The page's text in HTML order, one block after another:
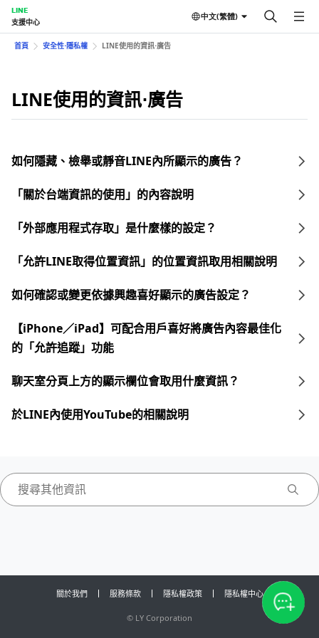
LINE
支援中心
中文(繁體)
首頁 安全性⋅隱私權 LINE使用的資訊⋅廣告
LINE使用的資訊⋅廣告
如何隱藏、檢舉或靜音LINE內所顯示的廣告？
「關於台端資訊的使用」的內容說明
「外部應用程式存取」是什麼樣的設定？
「允許LINE取得位置資訊」的位置資訊取用相關說明
如何確認或變更依據興趣喜好顯示的廣告設定？
【iPhone／iPad】可配合用戶喜好將廣告內容最佳化
的「允許追蹤」功能
聊天室分頁上方的顯示欄位會取用什麼資訊？
於LINE內使用YouTube的相關說明
關於我們 服務條款 隱私權政策 隱私權中心
© LY Corporation